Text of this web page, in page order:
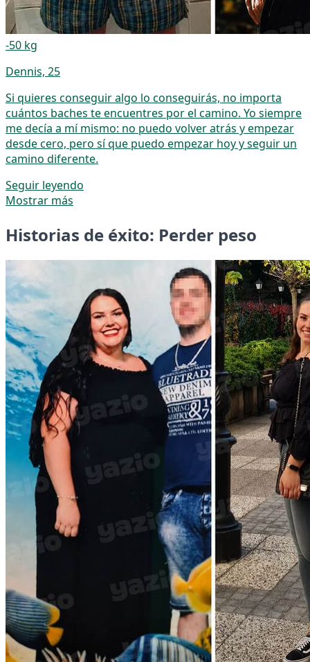
-50 kg
Dennis, 25
Si quieres conseguir algo lo conseguirás, no importa
cuántos baches te encuentres por el camino. Yo siempre
me decía a mí mismo: no puedo volver atrás y empezar
desde cero, pero sí que puedo empezar hoy y seguir un
camino diferente.
Seguir leyendo
Mostrar más
Historias de éxito: Perder peso